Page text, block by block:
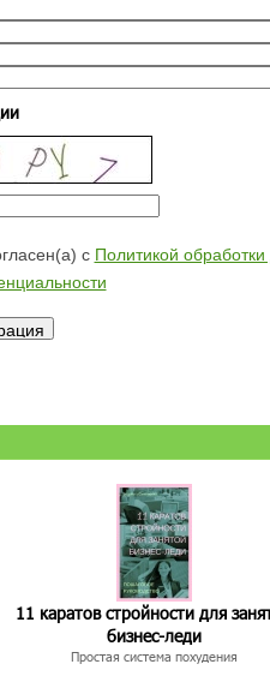
с Политикой
11 каратов стройности для
бизнес-леди
Простая система похудения